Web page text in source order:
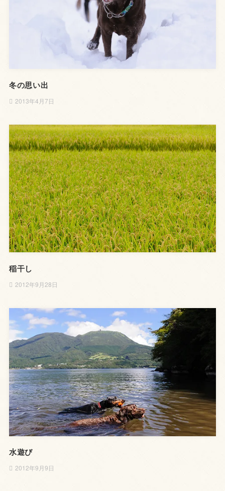
冬の思い出
2013年4月7日
稲干し
2012年9月28日
水遊び
2012年9月9日